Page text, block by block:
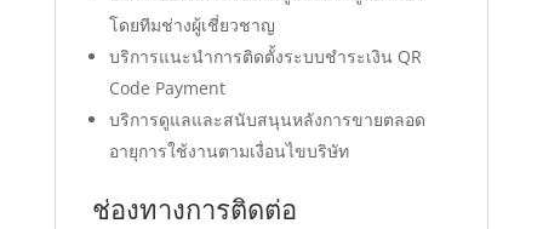
โดยทีมช่างผู้เชี่ยวชาญ
บริการแนะนำการติดตั้งระบบชำระเงิน QR
Code Payment
บริการดูแลและสนับสนุนหลังการขายตลอด
อายุการใช้งานตามเงื่อนไขบริษัท
ช่องทางการติดต่อ